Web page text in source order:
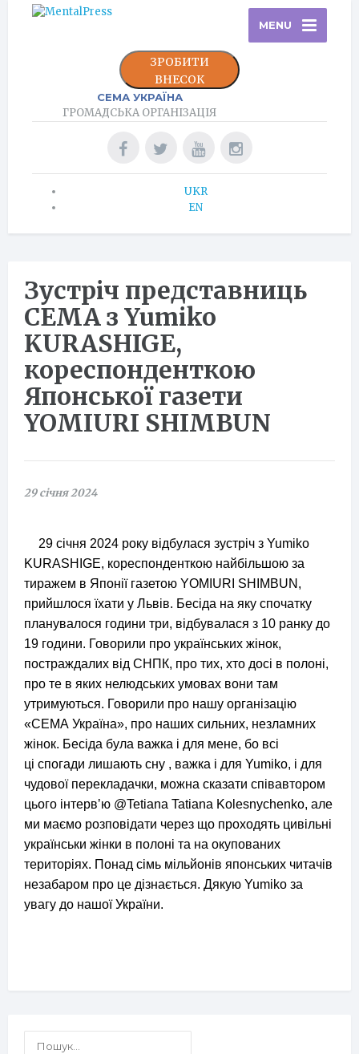
MENU
ЗРОБИТИ
ВНЕСОК
СЕМА УКРАЇНА
ГРОМАДСЬКА ОРГАНІЗАЦІЯ
UKR
EN
Зустріч представниць
СЕМА з Yumiko
KURASHIGE,
кореспонденткою
Японської газети
YOMIURI SHIMBUN
29 січня 2024
29 січня 2024 року відбулася зустріч з Yumiko
KURASHIGE, кореспонденткою найбільшою за
тиражем в Японії газетою YOMIURI SHIMBUN,
прийшлося їхати у Львів. Бесіда на яку спочатку
планувалося години три, відбувалася з 10 ранку до
19 години. Говорили про українських жінок,
постраждалих від СНПК, про тих, хто досі в полоні,
про те в яких нелюдських умовах вони там
утримуються. Говорили про нашу організацію
«СЕМА Україна», про наших сильних, незламних
жінок. Бесіда була важка і для мене, бо всі
ці спогади лишають сну , важка і для Yumiko, і для
чудової перекладачки, можна сказати співавтором
цього інтервʼю @Tetiana Tatiana Kolesnychenko, але
ми маємо розповідати через що проходять цивільні
українськи жінки в полоні та на окупованих
територіях. Понад сімь мільйонів японських читачів
незабаром про це дізнається. Дякую Yumiko за
увагу до нашої України.